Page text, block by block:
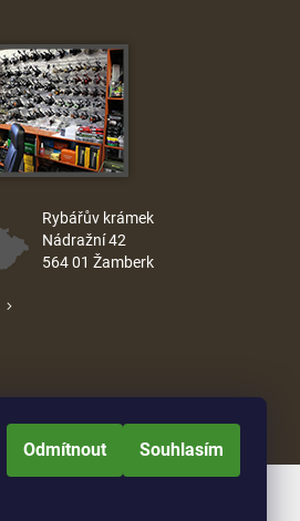
Odmítnout Souhlasím
Rybářův krámek
Nádražní 42
564 01 Žamberk